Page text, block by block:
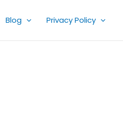
Blog Privacy Policy